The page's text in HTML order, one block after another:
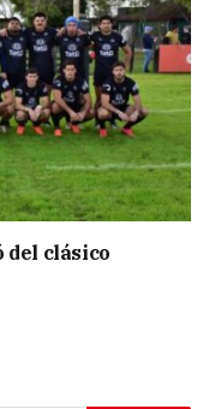
del clásico